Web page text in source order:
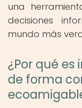
una
decisiones
mundo más
¿Por qué
de forma